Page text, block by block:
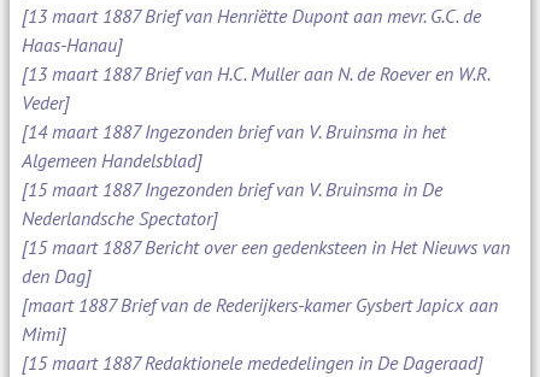
[13 maart 1887 Brief van Henriëtte Dupont aan mevr. G.C. de
Haas-Hanau]
[13 maart 1887 Brief van H.C. Muller aan N. de Roever en W.R.
Veder]
[14 maart 1887 Ingezonden brief van V. Bruinsma in het
Algemeen Handelsblad]
[15 maart 1887 Ingezonden brief van V. Bruinsma in De
Nederlandsche Spectator]
[15 maart 1887 Bericht over een gedenksteen in Het Nieuws van
den Dag]
[maart 1887 Brief van de Rederijkers-kamer Gysbert Japicx aan
Mimi]
[15 maart 1887 Redaktionele mededelingen in De Dageraad]